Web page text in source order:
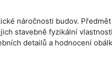
náročnosti budov.
stavebně fyzikální
detailů a hodnocení